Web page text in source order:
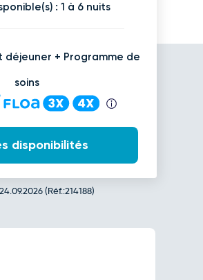
: 1 à 6 nuits
déjeuner + Programme de
soins
disponibilités
(Réf.:214188)